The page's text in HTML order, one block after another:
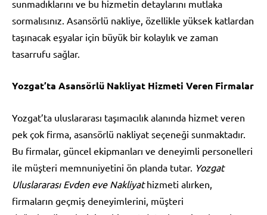
sunmadıklarını ve bu hizmetin detaylarını mutlaka
sormalısınız. Asansörlü nakliye, özellikle yüksek katlardan
taşınacak eşyalar için büyük bir kolaylık ve zaman
tasarrufu sağlar.
Yozgat’ta Asansörlü Nakliyat Hizmeti Veren Firmalar
Yozgat’ta uluslararası taşımacılık alanında hizmet veren
pek çok firma, asansörlü nakliyat seçeneği sunmaktadır.
Bu firmalar, güncel ekipmanları ve deneyimli personelleri
ile müşteri memnuniyetini ön planda tutar. Yozgat
Uluslararası Evden eve Nakliyathizmeti alırken,
firmaların geçmiş deneyimlerini, müşteri